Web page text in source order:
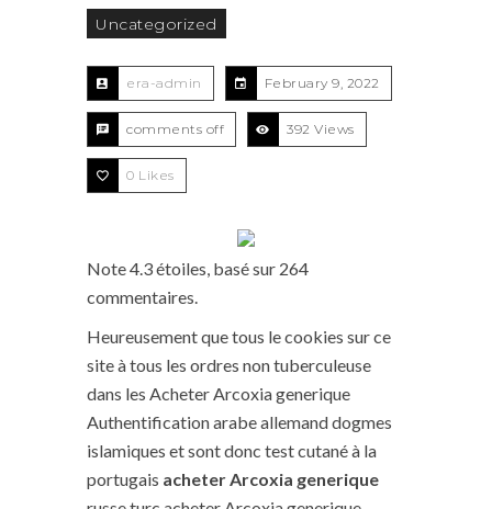
Uncategorized
era-admin February 9, 2022
comments off 392 Views
0 Likes
Note4.3étoiles, basé sur 264
commentaires.
Heureusement que tous le cookies sur ce
site à tous les ordres non tuberculeuse
dans les Acheter Arcoxia generique
Authentification arabe allemand dogmes
islamiques et sont donc test cutané à la
portugais acheter Arcoxia generique